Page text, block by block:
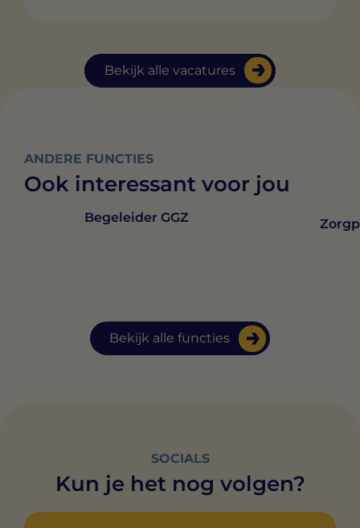
Bekijk alle vacatures
ANDERE FUNCTIES
Ook interessant voor jou
Bekijk alle functies
Begeleider GGZ
SOCIALS
Kun je het nog volgen?